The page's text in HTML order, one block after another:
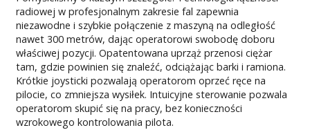
radiowej w profesjonalnym zakresie fal zapewnia
niezawodne i szybkie połączenie z maszyną na odległość
nawet 300 metrów, dając operatorowi swobodę doboru
właściwej pozycji. Opatentowana uprząż przenosi ciężar
tam, gdzie powinien się znaleźć, odciążając barki i ramiona.
Krótkie joysticki pozwalają operatorom oprzeć ręce na
pilocie, co zmniejsza wysiłek. Intuicyjne sterowanie pozwala
operatorom skupić się na pracy, bez konieczności
wzrokowego kontrolowania pilota.